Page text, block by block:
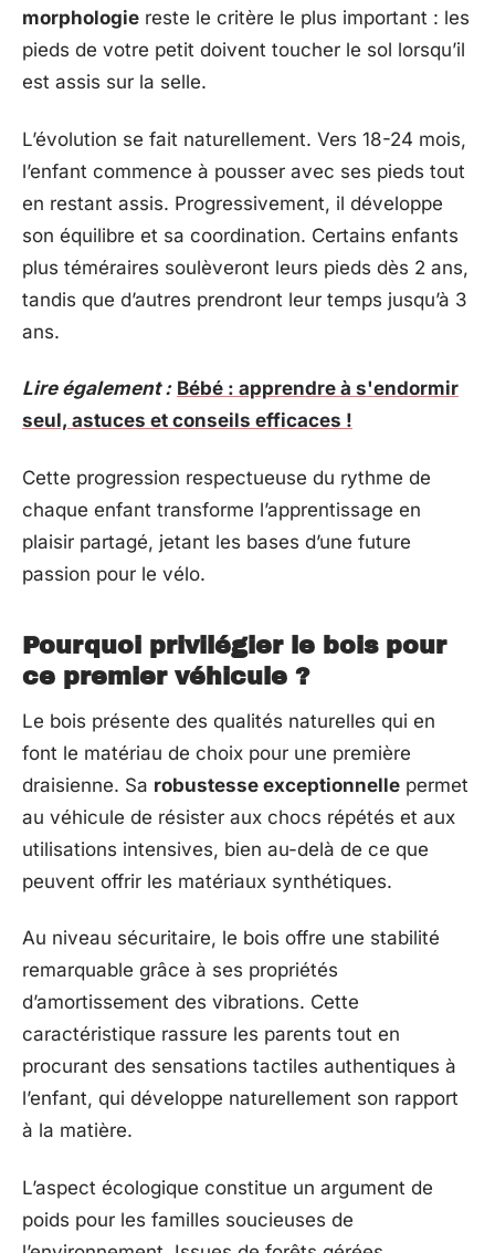
morphologie reste le critère le plus important : les
pieds de votre petit doivent toucher le sol lorsqu’il
est assis sur la selle.
L’évolution se fait naturellement. Vers 18-24 mois,
l’enfant commence à pousser avec ses pieds tout
en restant assis. Progressivement, il développe
son équilibre et sa coordination. Certains enfants
plus téméraires soulèveront leurs pieds dès 2 ans,
tandis que d’autres prendront leur temps jusqu’à 3
ans.
Lire également : Bébé : apprendre à s'endormir
seul, astuces et conseils efficaces !
Cette progression respectueuse du rythme de
chaque enfant transforme l’apprentissage en
plaisir partagé, jetant les bases d’une future
passion pour le vélo.
Pourquoi privilégier le bois pour
ce premier véhicule ?
Le bois présente des qualités naturelles qui en
font le matériau de choix pour une première
draisienne. Sa robustesse exceptionnelle permet
au véhicule de résister aux chocs répétés et aux
utilisations intensives, bien au-delà de ce que
peuvent offrir les matériaux synthétiques.
Au niveau sécuritaire, le bois offre une stabilité
remarquable grâce à ses propriétés
d’amortissement des vibrations. Cette
caractéristique rassure les parents tout en
procurant des sensations tactiles authentiques à
l’enfant, qui développe naturellement son rapport
à la matière.
L’aspect écologique constitue un argument de
poids pour les familles soucieuses de